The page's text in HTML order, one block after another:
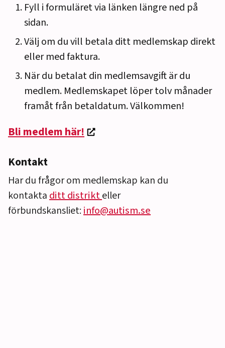
Fyll i formuläret via länken längre ned på
sidan.
Välj om du vill betala ditt medlemskap direkt
eller med faktura.
När du betalat din medlemsavgift är du
medlem. Medlemskapet löper tolv månader
framåt från betaldatum. Välkommen!
Bli medlem här!
Kontakt
Har du frågor om medlemskap kan du
kontaktaditt distrikteller
förbundskansliet:info@autism.se